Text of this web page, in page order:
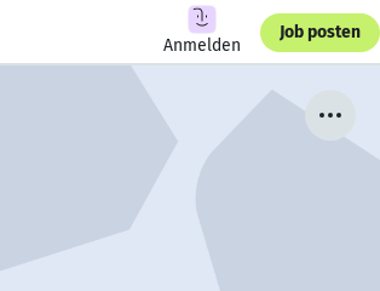
Anmelden
Job posten